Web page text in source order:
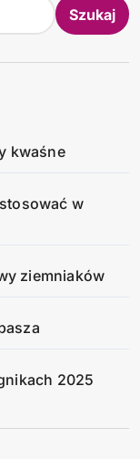
Szukaj
kwaśne
w
ziemniaków
2025